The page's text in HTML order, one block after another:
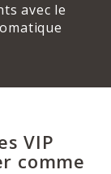
avec le
VIP
comme